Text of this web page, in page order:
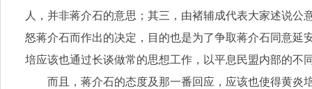
人，并非蒋介石的意思；其三，由褚辅成代表大家述说
怒蒋介石而作出的决定，目的也是为了争取蒋介石同意延
培应该也通过长谈做常的思想工作，以平息民盟内部的不
而且，蒋介石的态度及那一番回应，应该也使得黄炎